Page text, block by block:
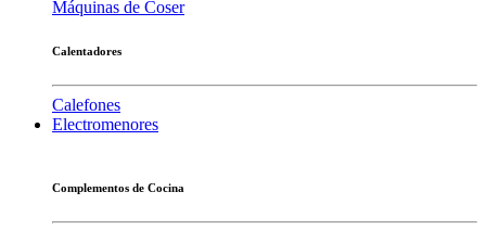
Máquinas de Coser
Calentadores
Calefones
Electromenores
Complementos de Cocina